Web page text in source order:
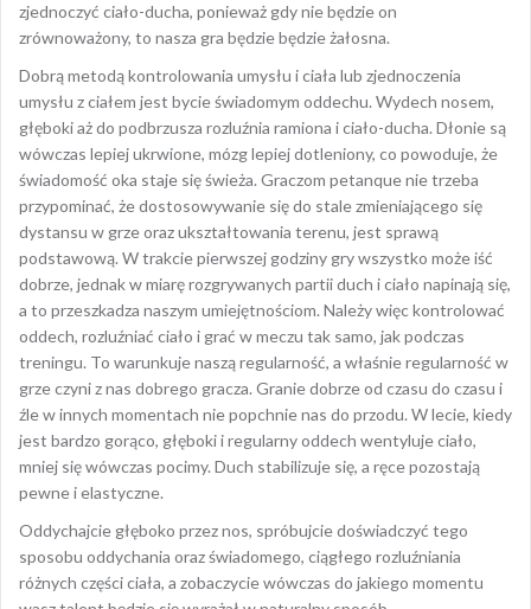
zjednoczyć ciało-ducha, ponieważ gdy nie będzie on
zrównoważony, to nasza gra będzie będzie żałosna.
Dobrą metodą kontrolowania umysłu i ciała lub zjednoczenia
umysłu z ciałem jest bycie świadomym oddechu. Wydech nosem,
głęboki aż do podbrzusza rozluźnia ramiona i ciało-ducha. Dłonie są
wówczas lepiej ukrwione, mózg lepiej dotleniony, co powoduje, że
świadomość oka staje się świeża. Graczom petanque nie trzeba
przypominać, że dostosowywanie się do stale zmieniającego się
dystansu w grze oraz ukształtowania terenu, jest sprawą
podstawową. W trakcie pierwszej godziny gry wszystko może iść
dobrze, jednak w miarę rozgrywanych partii duch i ciało napinają się,
a to przeszkadza naszym umiejętnościom. Należy więc kontrolować
oddech, rozluźniać ciało i grać w meczu tak samo, jak podczas
treningu. To warunkuje naszą regularność, a właśnie regularność w
grze czyni z nas dobrego gracza. Granie dobrze od czasu do czasu i
źle w innych momentach nie popchnie nas do przodu. W lecie, kiedy
jest bardzo gorąco, głęboki i regularny oddech wentyluje ciało,
mniej się wówczas pocimy. Duch stabilizuje się, a ręce pozostają
pewne i elastyczne.
Oddychajcie głęboko przez nos, spróbujcie doświadczyć tego
sposobu oddychania oraz świadomego, ciągłego rozluźniania
różnych części ciała, a zobaczycie wówczas do jakiego momentu